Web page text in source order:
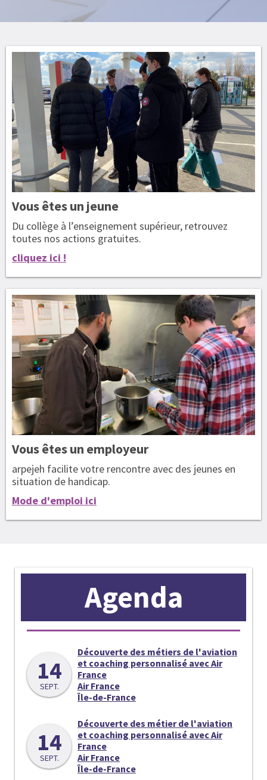
Vous êtesun jeune
Du collège à l’enseignement supérieur, retrouvez
toutes nos actions gratuites.
cliquez ici !
Vous êtesun employeur
arpejeh facilite votre rencontre avec des jeunes en
situation de handicap.
Mode d'emploi ici
Agenda
14
SEPT.
Découverte des métiers de l'aviation
et coaching personnalisé avec Air
France
Air France
Île-de-France
14
SEPT.
Découverte des métier de l'aviation
et coaching personnalisé avec Air
France
Air France
Île-de-France